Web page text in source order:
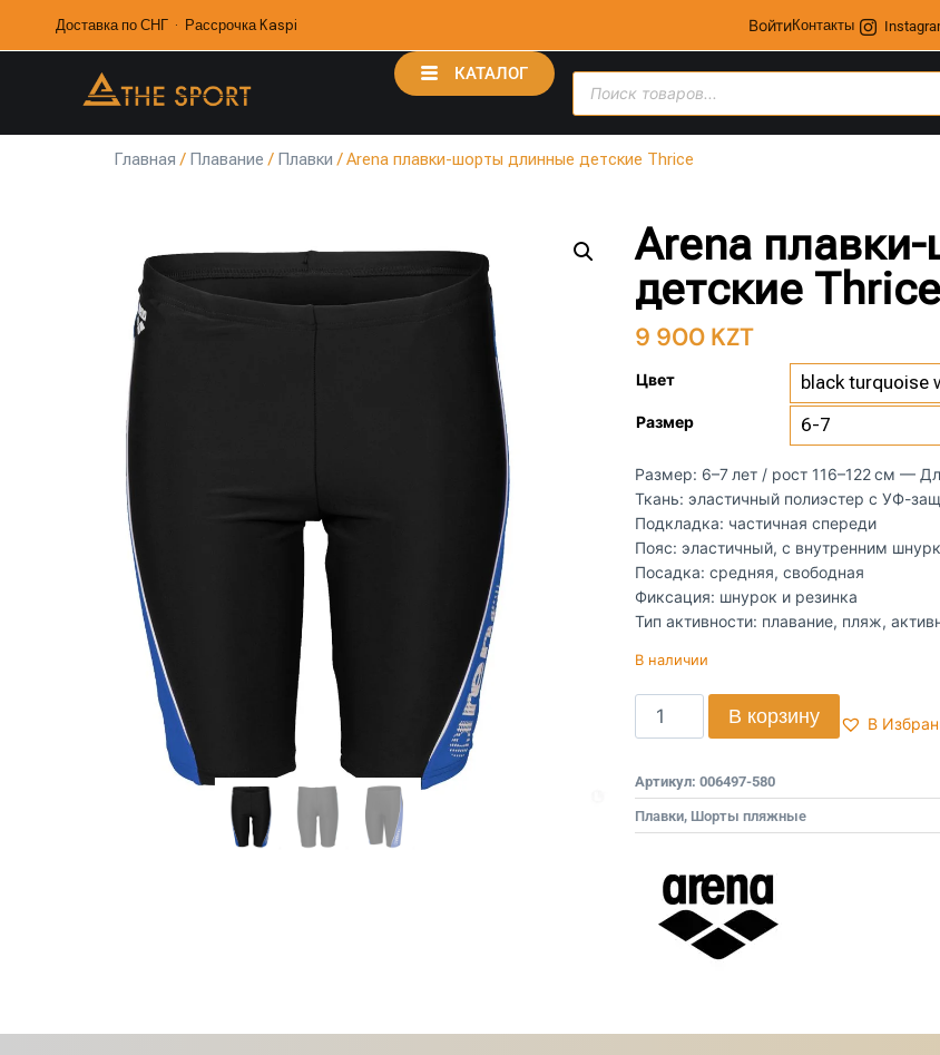
Доставка по СНГ · Рассрочка Kaspi ВойтиКонтакты
КАТАЛОГ
Главная / Плавание / Плавки / Arena плавки-шорты длинные детские Thrice
Arena
детские Thrice
9 900 KZT
Цвет
Размер
Размер: 6–7 лет / рост 116–122 см —
Ткань: эластичный полиэстер с УФ-
Подкладка: частичная спереди
Пояс: эластичный, с внутренним
Посадка: средняя, свободная
Фиксация: шнурок и резинка
Тип активности: плавание, пляж,
В наличии
В корзину В
Артикул: 006497-580
Плавки, Шорты пляжные